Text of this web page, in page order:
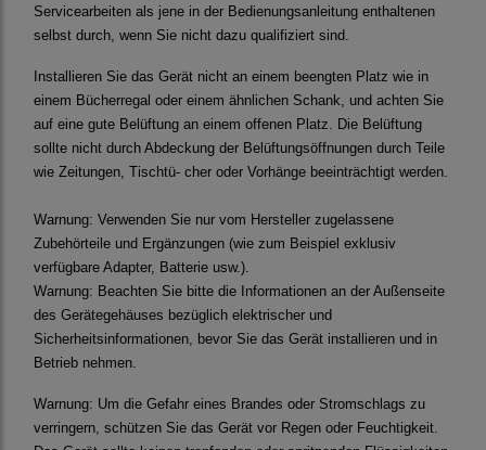
Servicearbeiten als jene in der Bedienungsanleitung enthaltenen
selbst durch, wenn Sie nicht dazu qualifiziert sind.
Installieren Sie das Gerät nicht an einem beengten Platz wie in
einem Bücherregal oder einem ähnlichen Schank, und achten Sie
auf eine gute Belüftung an einem offenen Platz. Die Belüftung
sollte nicht durch Abdeckung der Belüftungsöffnungen durch Teile
wie Zeitungen, Tischtü- cher oder Vorhänge beeinträchtigt werden.
Warnung: Verwenden Sie nur vom Hersteller zugelassene
Zubehörteile und Ergänzungen (wie zum Beispiel exklusiv
verfügbare Adapter, Batterie usw.).
Warnung: Beachten Sie bitte die Informationen an der Außenseite
des Gerätegehäuses bezüglich elektrischer und
Sicherheitsinformationen, bevor Sie das Gerät installieren und in
Betrieb nehmen.
Warnung: Um die Gefahr eines Brandes oder Stromschlags zu
verringern, schützen Sie das Gerät vor Regen oder Feuchtigkeit.